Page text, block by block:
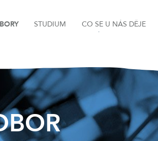
STUDIUM CO SE U NÁS DĚJE